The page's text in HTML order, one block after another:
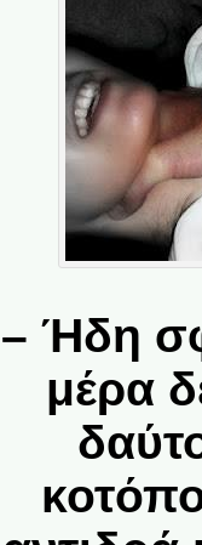
– Ήδη
μέρα